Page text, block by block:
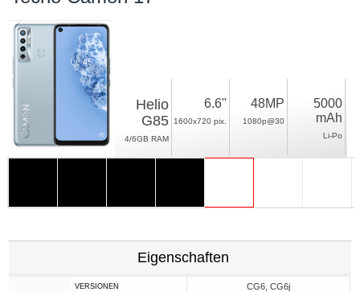
Helio
G85
4/6GB RAM
6.6"
1600x720 pix.
48MP
1080p@30
5000
mAh
Li-Po
Eigenschaften
VERSIONEN CG6, CG6j